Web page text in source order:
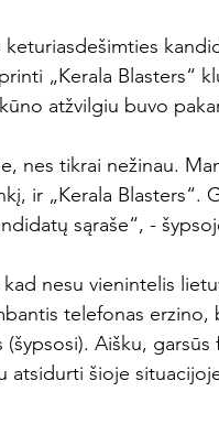
„Kerala Blasters“
atžvilgiu buvo
nes tikrai nežinau.
ir „Kerala Blasters“.
sąraše“, -
nesu vienintelis
telefonas erzino,
Aišku,
atsidurti šioje